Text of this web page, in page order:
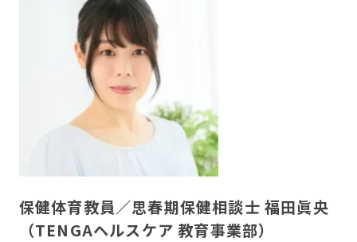
保健体育教員／思春期保健相談士 福田眞央
（TENGAヘルスケア 教育事業部）